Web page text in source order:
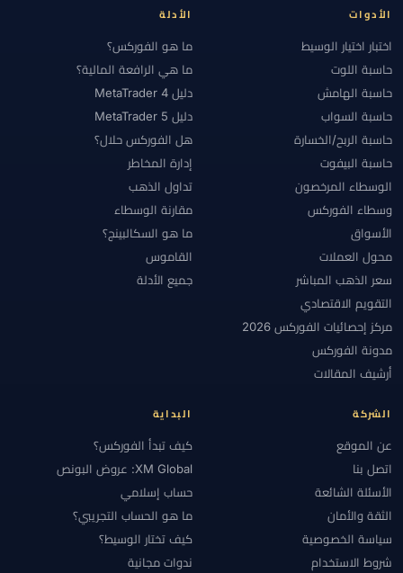
الأدوات
اختبار اختيار الوسيط
حاسبة اللوت
حاسبة الهامش
حاسبة السواب
حاسبة الربح/الخسارة
حاسبة البيفوت
الوسطاء المرخصون
وسطاء الفوركس
الأسواق
محول العملات
سعر الذهب المباشر
التقويم الاقتصادي
مركز إحصائيات الفوركس 2026
مدونة الفوركس
أرشيف المقالات
الأدلة
ما هو الفوركس؟
ما هي الرافعة المالية؟
دليل MetaTrader 4
دليل MetaTrader 5
هل الفوركس حلال؟
إدارة المخاطر
تداول الذهب
مقارنة الوسطاء
ما هو السكالبينج؟
القاموس
جميع الأدلة
الشركة
عن الموقع
اتصل بنا
الأسئلة الشائعة
الثقة والأمان
سياسة الخصوصية
شروط الاستخدام
البداية
كيف تبدأ الفوركس؟
XM Global: عروض البونص
حساب إسلامي
ما هو الحساب التجريبي؟
كيف تختار الوسيط؟
ندوات مجانية